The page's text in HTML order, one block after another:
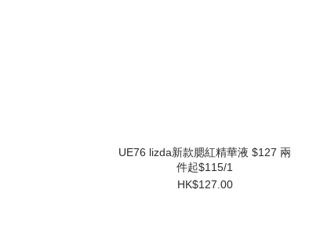
UE76 lizda新款腮紅精華液 $127 兩
件起$115/1
HK$127.00